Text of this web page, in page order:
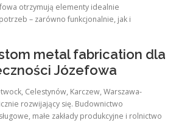
otrzymują elementy idealnie
– zarówno funkcjonalnie, jak i
metal fabrication dla
Józefowa
Celestynów, Karczew, Warszawa-
rozwijający się. Budownictwo
małe zakłady produkcyjne i rolnictwo